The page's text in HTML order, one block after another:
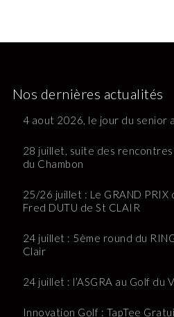
Nos dernières actualités
4 aout 2026, le jour du senior
28 juillet, suite des rencontres
du Chambon
25/26 juillet : Le GRAND PRIX
Fred DUTU de St CLAIR
24 juillet : 5ème round du
Clair
24 juillet : l’ASGRA au Golf du
Innovation Golf : TapTee